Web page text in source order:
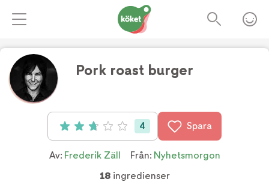
Pork roast burger
Betyg: 2.75 av 5 (4 röster)
4 Spara
Av: Frederik Zäll Från: Nyhetsmorgon
18ingredienser